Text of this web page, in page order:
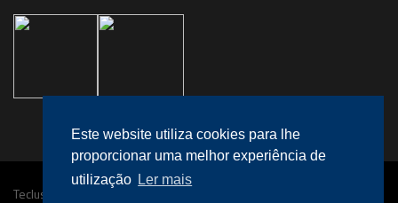
Este website utiliza cookies para lhe
proporcionar uma melhor experiência de
utilização Ler mais
Teclusa © 2016 Todos os direitos reservados.